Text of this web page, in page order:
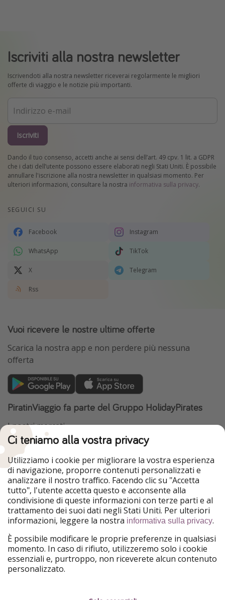
Iscriviti alla nostra newsletter
Iscrivendoti alla nostra newsletter riceverai regolarmente le migliori
offerte di viaggio e le notizie più importanti.
Iscriviti
Dando il tuo consenso, accetti anche ai sensi dell’art. 49 cpv. 1 lit. a GDPR
che i dati dell’utente possono essere elaborati negli Stati Uniti. È possibile
annullare l'iscrizione alla nostra newsletter in qualsiasi momento. Per
ulteriori informazioni, consultare la nostra informativa sulla privacy.
SEGUICI SU
Facebook Instagram
WhatsApp TikTok
X Telegram
Rss
Vuoi ricevere le nostre ultime offerte
Scarica la nostra app e non perdere più nessuna
offerta
PiratinViaggio fa parte del Gruppo HolidayPirates
I nostri mercati
HolidayPirates
VakantiePiraten
WakacyjniPiraci
Ferienpiraten
Urlaubspiraten
Urlaubspiraten
ViajerosPiratas
TravelPirates
Il nostro gruppo
HolidayPirates Group
Conoscici meglio
Chi siamo
Lavora con noi
Informazioni legali
Termini d' Uso
Ci teniamo alla vostra privacy
Utilizziamo i cookie per migliorare la vostra esperienza
di navigazione, proporre contenuti personalizzati e
analizzare il nostro traffico. Facendo clic su "Accetta
tutto", l'utente accetta questo e acconsente alla
condivisione di queste informazioni con terze parti e al
trattamento dei suoi dati negli Stati Uniti. Per ulteriori
informazioni, leggere la nostra informativa sulla privacy.
È possibile modificare le proprie preferenze in qualsiasi
momento. In caso di rifiuto, utilizzeremo solo i cookie
essenziali e, purtroppo, non riceverete alcun contenuto
personalizzato.